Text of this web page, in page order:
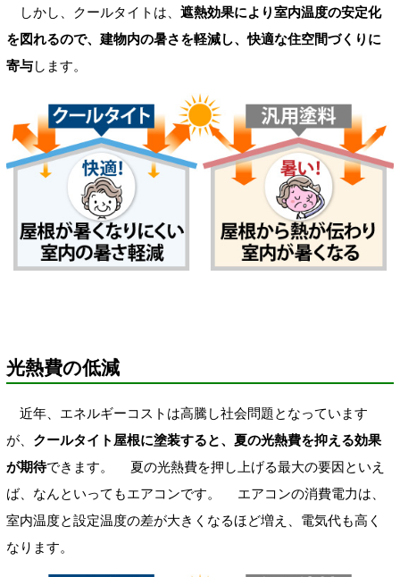
しかし、クールタイトは、 遮熱効果により室内温度の安定化
を図れるので、建物内の暑さを軽減し、快適な住空間づくりに
寄与します。
光熱費の低減
近年、エネルギーコストは高騰し社会問題となっています
が、 クールタイト屋根に塗装すると、夏の光熱費を抑える効果
が期待できます。 夏の光熱費を押し上げる最大の要因といえ
ば、なんといってもエアコンです。 エアコンの消費電力は、
室内温度と設定温度の差が大きくなるほど増え、電気代も高く
なります。